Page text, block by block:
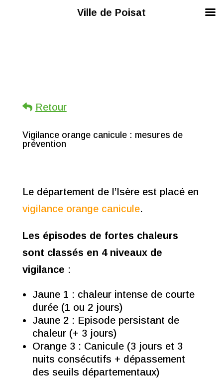
Retour
Vigilance orange canicule : mesures de
prévention
Le département de l’Isère est placé en
vigilance orange canicule.
Les épisodes de fortes chaleurs
sont classés en 4 niveaux de
vigilance :
Jaune 1 : chaleur intense de courte
durée (1 ou 2 jours)
Jaune 2 : Episode persistant de
chaleur (+ 3 jours)
Orange 3 : Canicule (3 jours et 3
nuits consécutifs + dépassement
des seuils départementaux)
Ville de Poisat